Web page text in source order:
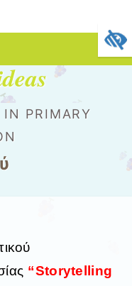
PRIMARY
“Storytelling